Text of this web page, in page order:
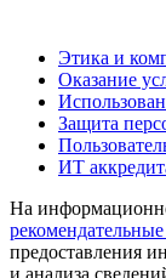
Этика и
Оказание
Защита
ИТ
На
предоставления
и анализа